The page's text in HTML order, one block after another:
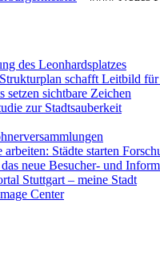
des Leonhards­platzes
schafft Leitbild
sichtbare Zeichen
zur Stadtsauberkeit
Städte starten
neue Besucher- und
Stuttgart – meine Stadt
Center